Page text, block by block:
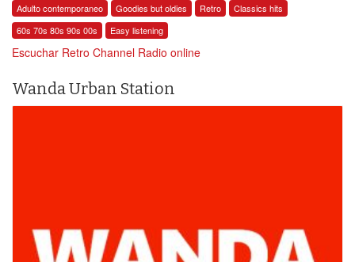
Adulto contemporaneo Goodies but oldies Retro
Classics hits
60s 70s 80s 90s 00s
Easy listening
Escuchar Retro Channel Radio online
Wanda Urban Station